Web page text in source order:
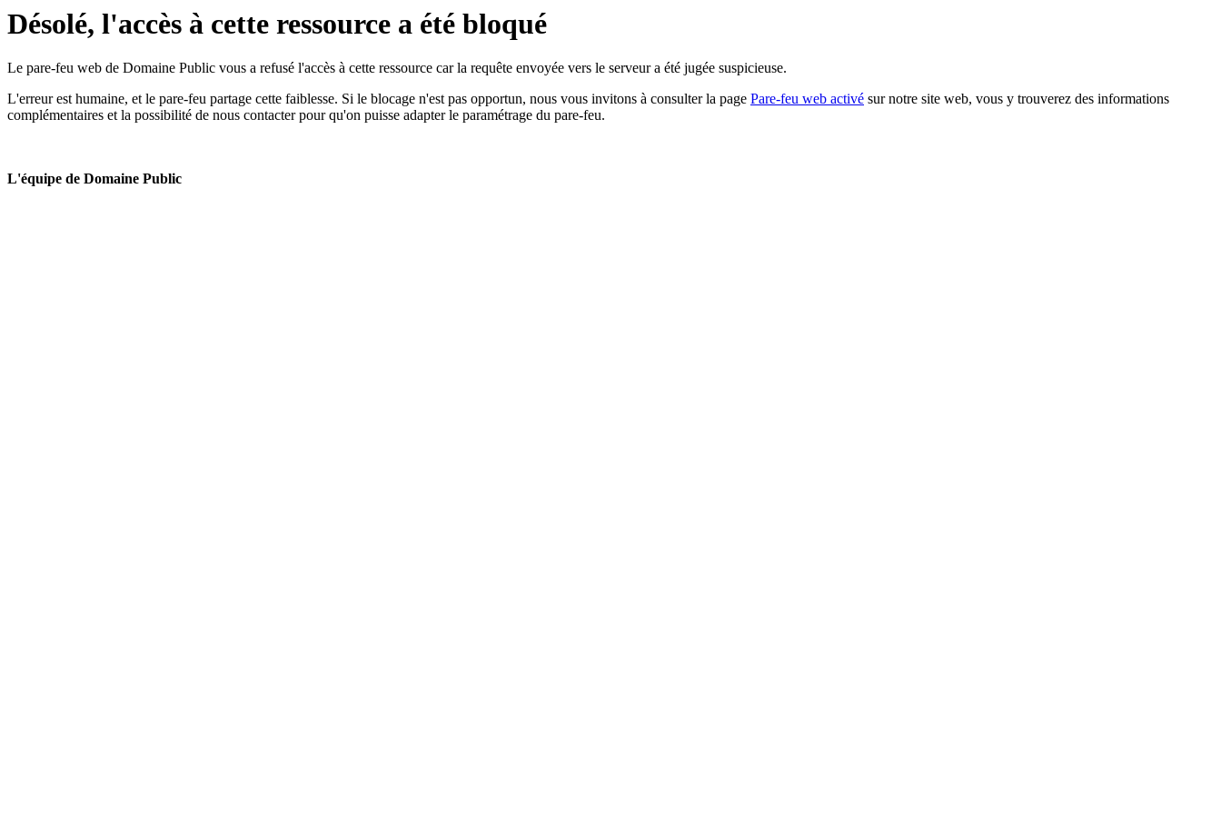
Désolé, l'accès à cette ressource a été bloqué
Le pare-feu web de Domaine Public vous a refusé l'accès à cette ressource car la requête envoyée vers le serveur a été jugée suspicieuse.
L'erreur est humaine, et le pare-feu partage cette faiblesse. Si le blocage n'est pas opportun, nous vous invitons à consulter la page Pare-feu web activé sur notre site web, vous y trouverez des informations
complémentaires et la possibilité de nous contacter pour qu'on puisse adapter le paramétrage du pare-feu.
L'équipe de Domaine Public